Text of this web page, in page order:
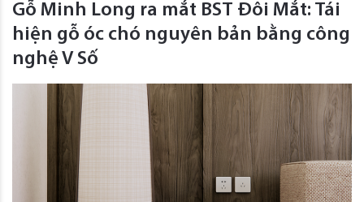
Gỗ Minh Long ra mắt BST Đôi Mắt: Tái
hiện gỗ óc chó nguyên bản bằng công
nghệ V Số